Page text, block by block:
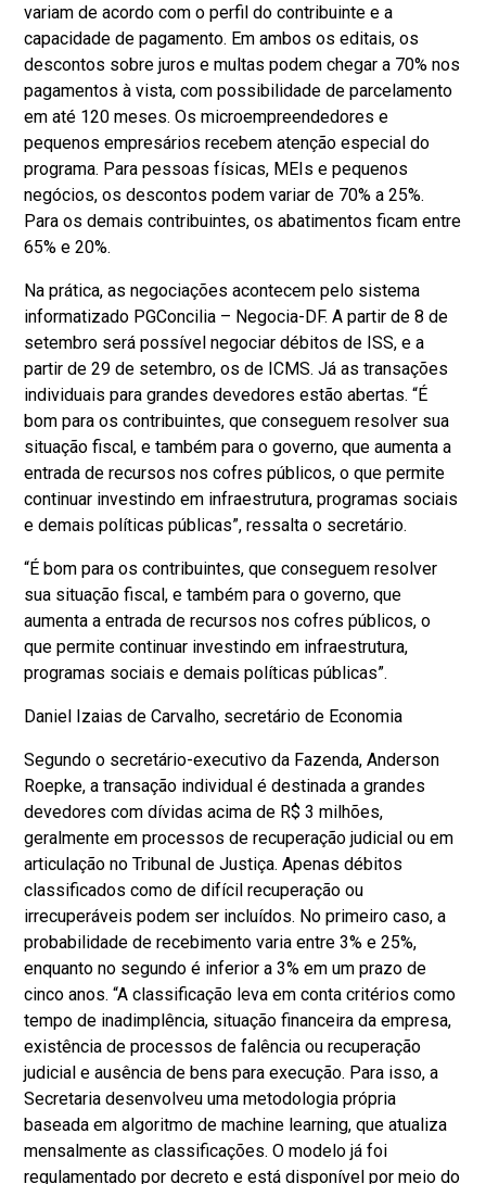
variam de acordo com o perfil do contribuinte e a
capacidade de pagamento. Em ambos os editais, os
descontos sobre juros e multas podem chegar a 70% nos
pagamentos à vista, com possibilidade de parcelamento
em até 120 meses. Os microempreendedores e
pequenos empresários recebem atenção especial do
programa. Para pessoas físicas, MEIs e pequenos
negócios, os descontos podem variar de 70% a 25%.
Para os demais contribuintes, os abatimentos ficam entre
65% e 20%.
Na prática, as negociações acontecem pelo sistema
informatizado PGConcilia – Negocia-DF. A partir de 8 de
setembro será possível negociar débitos de ISS, e a
partir de 29 de setembro, os de ICMS. Já as transações
individuais para grandes devedores estão abertas. “É
bom para os contribuintes, que conseguem resolver sua
situação fiscal, e também para o governo, que aumenta a
entrada de recursos nos cofres públicos, o que permite
continuar investindo em infraestrutura, programas sociais
e demais políticas públicas”, ressalta o secretário.
“É bom para os contribuintes, que conseguem resolver
sua situação fiscal, e também para o governo, que
aumenta a entrada de recursos nos cofres públicos, o
que permite continuar investindo em infraestrutura,
programas sociais e demais políticas públicas”.
Daniel Izaias de Carvalho, secretário de Economia
Segundo o secretário-executivo da Fazenda, Anderson
Roepke, a transação individual é destinada a grandes
devedores com dívidas acima de R$ 3 milhões,
geralmente em processos de recuperação judicial ou em
articulação no Tribunal de Justiça. Apenas débitos
classificados como de difícil recuperação ou
irrecuperáveis podem ser incluídos. No primeiro caso, a
probabilidade de recebimento varia entre 3% e 25%,
enquanto no segundo é inferior a 3% em um prazo de
cinco anos. “A classificação leva em conta critérios como
tempo de inadimplência, situação financeira da empresa,
existência de processos de falência ou recuperação
judicial e ausência de bens para execução. Para isso, a
Secretaria desenvolveu uma metodologia própria
baseada em algoritmo de machine learning, que atualiza
mensalmente as classificações. O modelo já foi
regulamentado por decreto e está disponível por meio do